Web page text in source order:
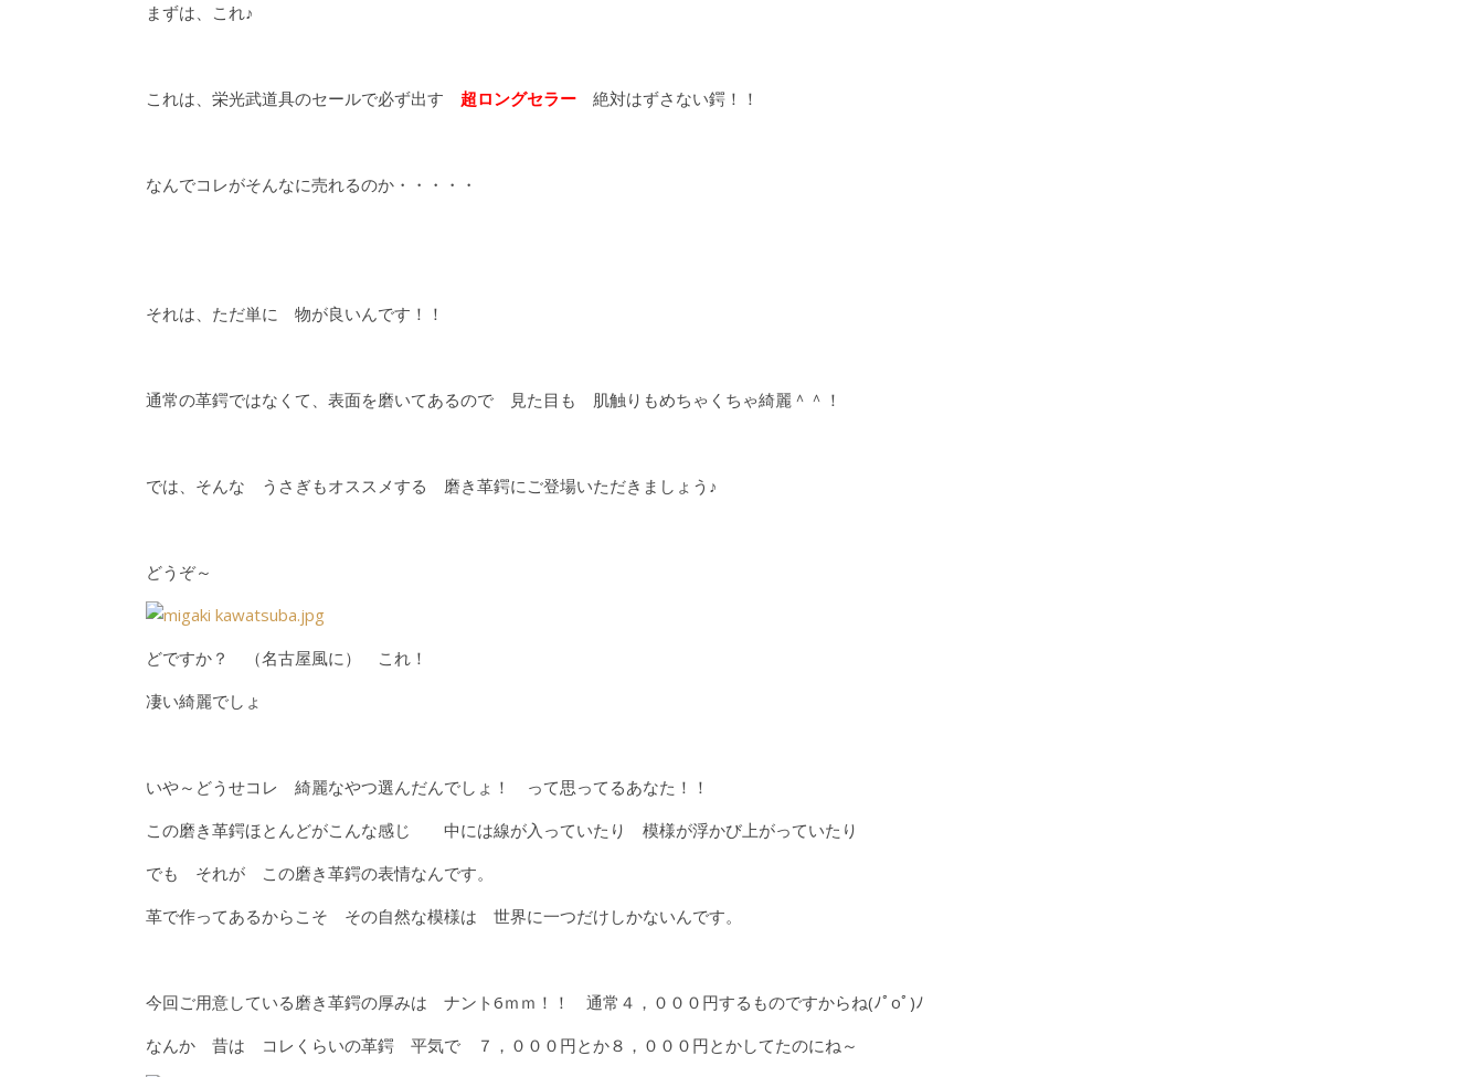
まずは、これ♪
これは、栄光武道具のセールで必ず出す 超ロングセラー 絶対はずさない鍔！！
なんでコレがそんなに売れるのか・・・・・
それは、ただ単に 物が良いんです！！
通常の革鍔ではなくて、表面を磨いてあるので 見た目も 肌触りもめちゃくちゃ綺麗＾＾！
では、そんな うさぎもオススメする 磨き革鍔にご登場いただきましょう♪
どうぞ～
どですか？ （名古屋風に） これ！
凄い綺麗でしょ
いや～どうせコレ 綺麗なやつ選んだんでしょ！ って思ってるあなた！！
この磨き革鍔ほとんどがこんな感じ 中には線が入っていたり 模様が浮かび上がっていたり
でも それが この磨き革鍔の表情なんです。
革で作ってあるからこそ その自然な模様は 世界に一つだけしかないんです。
今回ご用意している磨き革鍔の厚みは ナント6ｍｍ！！ 通常４，０００円するものですからね(ﾉﾟοﾟ)ﾉ
なんか 昔は コレくらいの革鍔 平気で ７，０００円とか８，０００円とかしてたのにね～